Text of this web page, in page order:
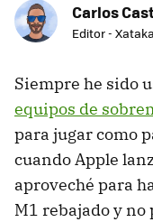
Carlos
Editor -
Siempre he sido
equipos de
para jugar como
cuando Apple
aproveché para
M1 rebajado y no